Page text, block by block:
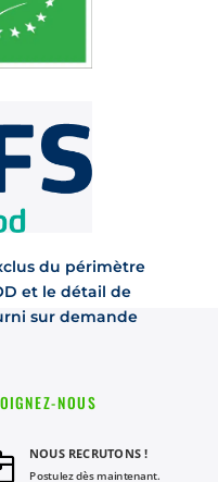
du périmètre
et le détail de
sur demande
NOUS
NOUS RECRUTONS !
Postulez dès maintenant.